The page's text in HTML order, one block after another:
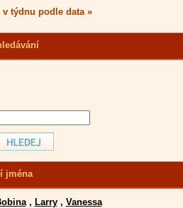
týdnu podle data »
jména
, Larry, Vanessa